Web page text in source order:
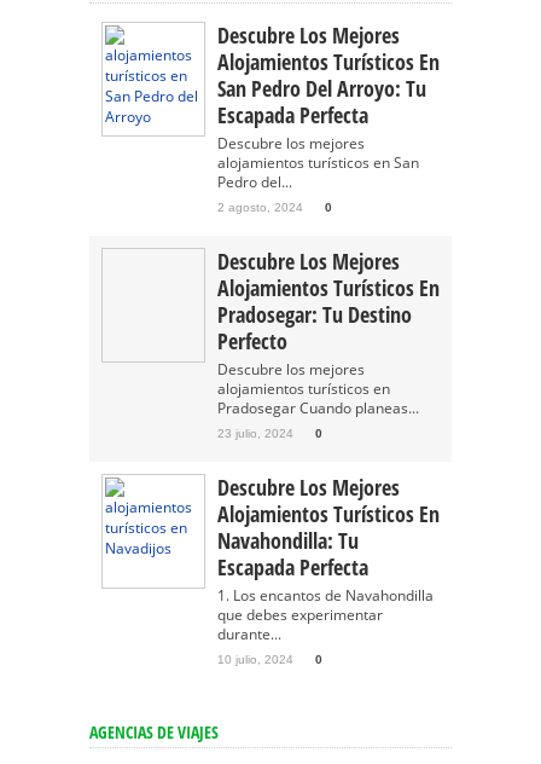
Descubre Los Mejores
Alojamientos Turísticos En
San Pedro Del Arroyo: Tu
Escapada Perfecta
Descubre los mejores
alojamientos turísticos en San
Pedro del...
2 agosto, 2024 0
Descubre Los Mejores
Alojamientos Turísticos En
Pradosegar: Tu Destino
Perfecto
Descubre los mejores
alojamientos turísticos en
Pradosegar Cuando planeas...
23 julio, 2024 0
Descubre Los Mejores
Alojamientos Turísticos En
Navahondilla: Tu
Escapada Perfecta
1. Los encantos de Navahondilla
que debes experimentar
durante...
10 julio, 2024 0
AGENCIAS DE VIAJES